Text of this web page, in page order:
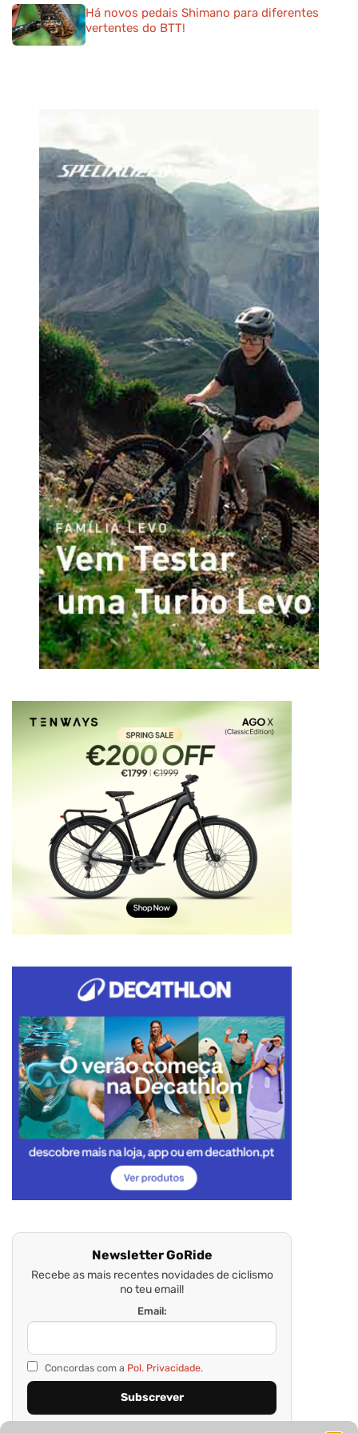
Há novos pedais Shimano para diferentes
vertentes do BTT!
Newsletter GoRide
Recebe as mais recentes novidades de ciclismo
no teu email!
Email:
Concordas com a Pol. Privacidade.